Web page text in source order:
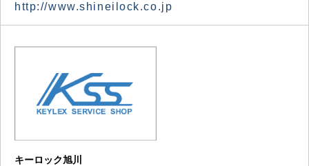
http://www.shineilock.co.jp
キーロック旭川